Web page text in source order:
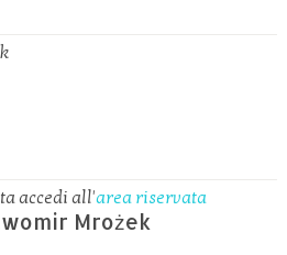
accedi all'area riservata
Mrożek